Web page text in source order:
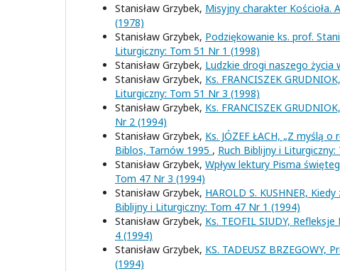
Stanisław Grzybek, Misyjny charakter Kościoła.
(1978)
Stanisław Grzybek, Podziękowanie ks. prof.
Liturgiczny: Tom 51 Nr 1 (1998)
Stanisław Grzybek, Ludzkie drogi naszego życia
Stanisław Grzybek, Ks. FRANCISZEK
Liturgiczny: Tom 51 Nr 3 (1998)
Stanisław Grzybek, Ks. FRANCISZEK
Nr 2 (1994)
Stanisław Grzybek, Ks. JÓZEF ŁACH, „Z myślą
Biblos, Tarnów 1995 , Ruch Biblijny i
Stanisław Grzybek, Wpływ lektury Pisma
Tom 47 Nr 3 (1994)
Stanisław Grzybek, HAROLD S. KUSHNER,
Biblijny i Liturgiczny: Tom 47 Nr 1 (1994)
Stanisław Grzybek, Ks. TEOFIL SIUDY,
4 (1994)
Stanisław Grzybek, KS. TADEUSZ BRZEGOWY,
(1994)